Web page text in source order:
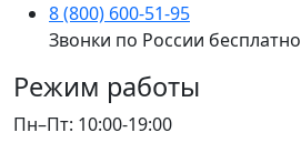
8 (800) 600-51-95
Звонки по России бесплатно
Режим работы
Пн–Пт: 10:00-19:00